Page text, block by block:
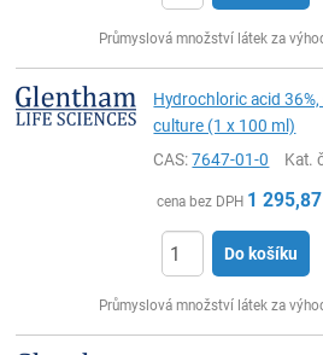
Průmyslová množství látek za
Hydrochloric acid 36%,
culture (1 x 100 ml)
CAS:7647-01-0 Kat.
cena bez DPH 1 295,87
Do košíku
Průmyslová množství látek za